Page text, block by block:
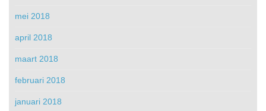
mei 2018
april 2018
maart 2018
februari 2018
januari 2018